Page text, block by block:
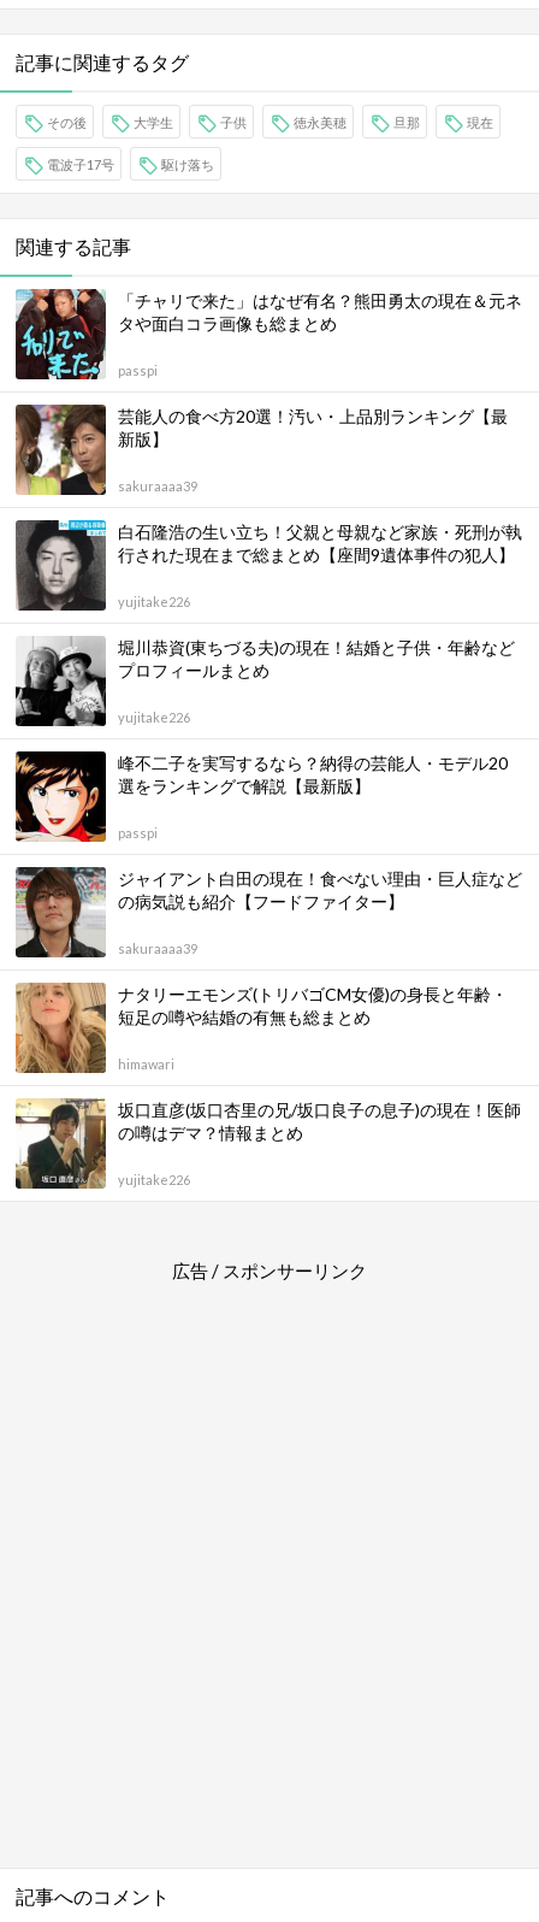
記事に関連するタグ
その後 大学生 子供 徳永美穂 旦那 現在
電波子17号 駆け落ち
関連する記事
「チャリで来た」はなぜ有名？熊田勇太の現在＆元ネ
タや面白コラ画像も総まとめ
passpi
芸能人の食べ方20選！汚い・上品別ランキング【最
新版】
sakuraaaa39
白石隆浩の生い立ち！父親と母親など家族・死刑が執
行された現在まで総まとめ【座間9遺体事件の犯人】
yujitake226
堀川恭資(東ちづる夫)の現在！結婚と子供・年齢など
プロフィールまとめ
yujitake226
峰不二子を実写するなら？納得の芸能人・モデル20
選をランキングで解説【最新版】
passpi
ジャイアント白田の現在！食べない理由・巨人症など
の病気説も紹介【フードファイター】
sakuraaaa39
ナタリーエモンズ(トリバゴCM女優)の身長と年齢・
短足の噂や結婚の有無も総まとめ
himawari
坂口直彦(坂口杏里の兄/坂口良子の息子)の現在！医師
の噂はデマ？情報まとめ
yujitake226
広告 / スポンサーリンク
記事へのコメント